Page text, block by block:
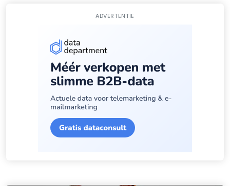
ADVERTENTIE